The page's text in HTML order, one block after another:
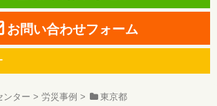
お問い合わせフォーム
ンター > 労災事例 > 東京都